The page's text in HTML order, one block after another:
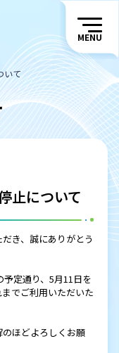
MENU
いて
止について
き、誠にありがとう
定通り、5月11日を
でご利用いただいた
ほどよろしくお願